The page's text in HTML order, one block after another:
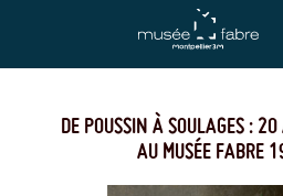
principalDE POUSSIN À SOULAGES :
AU MUSÉE